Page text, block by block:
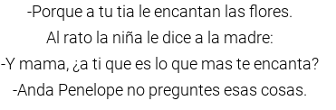
-Porque a tu tia le encantan las flores.
Al rato la niña le dice a la madre:
-Y mama, ¿a ti que es lo que mas te encanta?
-Anda Penelope no preguntes esas cosas.